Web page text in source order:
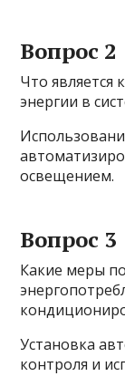
Вопрос 2
Что является
энергии в
освещением.
Вопрос 3
Какие меры
Установка
контроля и